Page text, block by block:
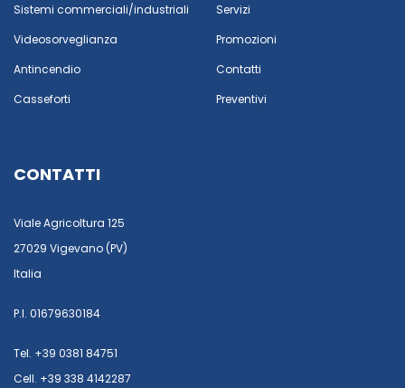
Sistemi commerciali/industriali
Videosorveglianza
Antincendio
Casseforti
Servizi
Promozioni
Contatti
Preventivi
CONTATTI
Viale Agricoltura 125
27029 Vigevano (PV)
Italia
P.I. 01679630184
Tel. +39 0381 84751
Cell. +39 338 4142287